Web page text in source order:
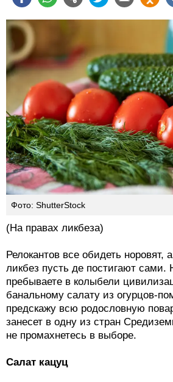
Фото: ShutterStock
(На правах ликбеза)
Релокантов все обидеть норовят,
ликбез пусть де постигают сами.
пребываете в колыбели
банальному салату из огурцов-
предскажу всю родословную
занесет в одну из стран
не промахнетесь в выборе.
Салат кацуц